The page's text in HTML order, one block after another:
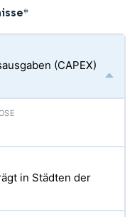
*
(CAPEX)
in Städten der